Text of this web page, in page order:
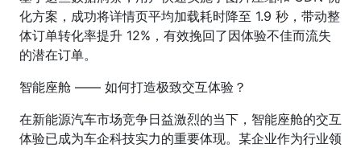
化方案，成功将详情页平均加载耗时降至 1.9 秒，带动整
体订单转化率提升 12%，有效挽回了因体验不佳而流失
的潜在订单。
智能座舱 —— 如何打造极致交互体验？
在新能源汽车市场竞争日益激烈的当下，智能座舱的交互
体验已成为车企科技实力的重要体现。某企业作为行业领